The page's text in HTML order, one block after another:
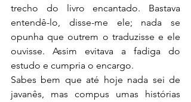
trecho do livro encantado. Bastava
entendê-lo, disse-me ele; nada se
opunha que outrem o traduzisse e ele
ouvisse. Assim evitava a fadiga do
estudo e cumpria o encargo.
Sabes bem que até hoje nada sei de
javanês, mas compus umas histórias